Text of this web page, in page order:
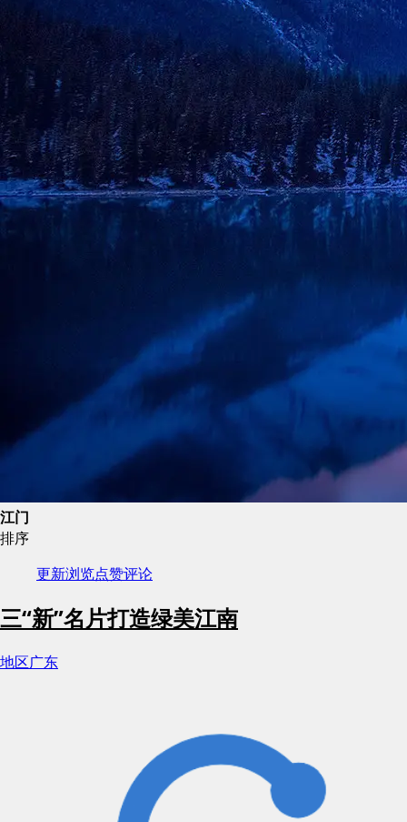
江门
排序
更新浏览点赞评论
三“新”名片打造绿美江南
地区广东